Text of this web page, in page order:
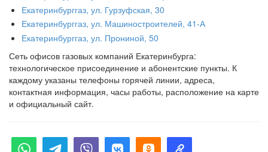
Екатеринбурггаз, ул. Гурзуфская, 30
Екатеринбурггаз, ул. Машиностроителей, 41-А
Екатеринбурггаз, ул. Прониной, 50
Сеть офисов газовых компаний Екатеринбурга:
технологическое присоединение и абонентские пункты. К
каждому указаны телефоны горячей линии, адреса,
контактная информация, часы работы, расположение на карте
и официальный сайт.